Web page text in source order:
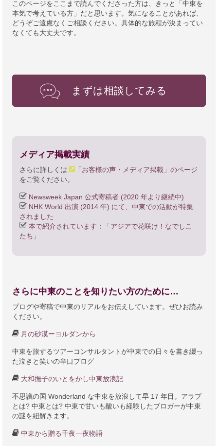
このページをここまで読んでくださった方は、きっと「中東を
本気で考えている方」だと思います。気になることがあれば、
どうぞご遠慮なくご相談ください。具体的な旅程が決まってい
なくても大丈夫です。
まずは相談してみる
メディア掲載実績
さらに詳しくは
「お客様の声・メディア掲載」のページ
をご覧ください。
Newsweek Japan 公式寄稿者 (2020 年より継続中)
NHK World 出演 (2014 年) にて、中東での活動が特集
されました
本で紹介されています：「アジアで花咲け！なでしこ
たち」
さらに中東のことを知りたい方のために…
ブログや寄稿で中東のリアルをお伝えしています。ぜひお読み
ください。
月の砂漠ーヨルダンから
中東を旅するツアーコンサルタントが中東での日々を書き綴っ
た泣きと笑いの辛口ブログ
大和撫子のいとをかし中東放浪記
不思議の国 Wonderland な中東を放浪して早 17 年目。アラブ
とは? 中東とは? 中東で甘いも酸いも経験したブロガーが中東
の謎を紐解きます。
中東から贈る千夜一夜物語